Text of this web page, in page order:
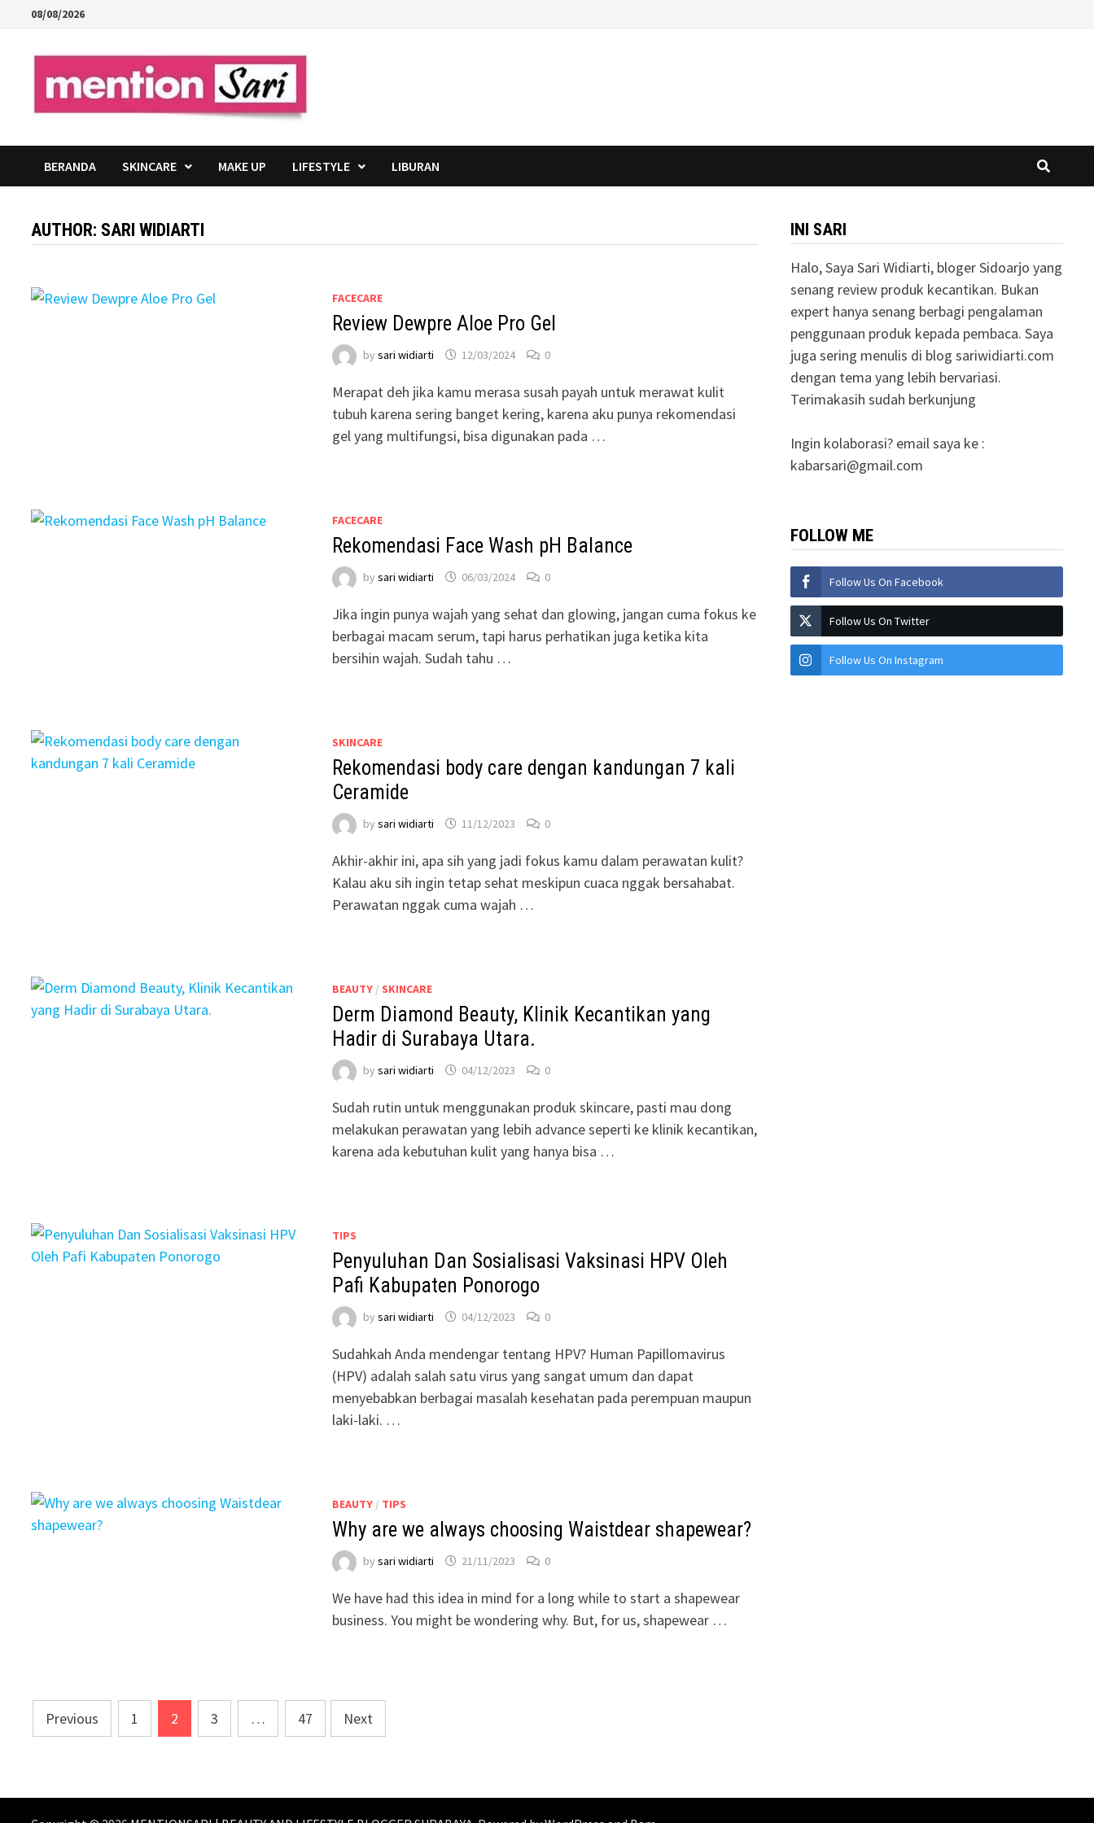
content
08/08/2026
BERANDA SKINCARE MAKE UP LIFESTYLE LIBURAN
AUTHOR: SARI WIDIARTI
FACECARE
Review Dewpre Aloe Pro Gel
by sari widiarti 12/03/2024 0
Merapat deh jika kamu merasa susah payah untuk merawat kulit
tubuh karena sering banget kering, karena aku punya rekomendasi
gel yang multifungsi, bisa digunakan pada …
FACECARE
Rekomendasi Face Wash pH Balance
by sari widiarti 06/03/2024 0
Jika ingin punya wajah yang sehat dan glowing, jangan cuma fokus ke
berbagai macam serum, tapi harus perhatikan juga ketika kita
bersihin wajah. Sudah tahu …
SKINCARE
Rekomendasi body care dengan kandungan 7 kali
Ceramide
by sari widiarti 11/12/2023 0
Akhir-akhir ini, apa sih yang jadi fokus kamu dalam perawatan kulit?
Kalau aku sih ingin tetap sehat meskipun cuaca nggak bersahabat.
Perawatan nggak cuma wajah …
BEAUTY/ SKINCARE
Derm Diamond Beauty, Klinik Kecantikan yang
Hadir di Surabaya Utara.
by sari widiarti 04/12/2023 0
Sudah rutin untuk menggunakan produk skincare, pasti mau dong
melakukan perawatan yang lebih advance seperti ke klinik kecantikan,
karena ada kebutuhan kulit yang hanya bisa …
TIPS
Penyuluhan Dan Sosialisasi Vaksinasi HPV Oleh
Pafi Kabupaten Ponorogo
by sari widiarti 04/12/2023 0
Sudahkah Anda mendengar tentang HPV? Human Papillomavirus
(HPV) adalah salah satu virus yang sangat umum dan dapat
menyebabkan berbagai masalah kesehatan pada perempuan maupun
laki-laki. …
BEAUTY/ TIPS
Why are we always choosing Waistdear shapewear?
by sari widiarti 21/11/2023 0
We have had this idea in mind for a long while to start a shapewear
business. You might be wondering why. But, for us, shapewear …
Posts
pagination
Previous 1 2 3 … 47 Next
INI SARI
Halo, Saya Sari Widiarti, bloger Sidoarjo yang
senang review produk kecantikan. Bukan
expert hanya senang berbagi pengalaman
penggunaan produk kepada pembaca. Saya
juga sering menulis di blog sariwidiarti.com
dengan tema yang lebih bervariasi.
Terimakasih sudah berkunjung
Ingin kolaborasi? email saya ke :
kabarsari@gmail.com
FOLLOW ME
Follow Us On Facebook
Follow Us On Twitter
Follow Us On Instagram